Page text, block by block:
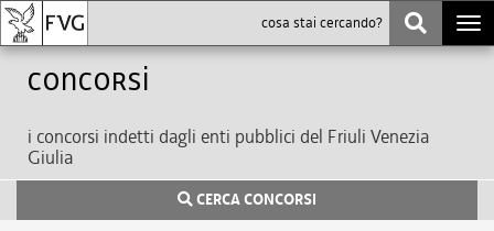
Concorsi
i concorsi indetti dagli enti pubblici del Friuli Venezia
Giulia
CERCA CONCORSI